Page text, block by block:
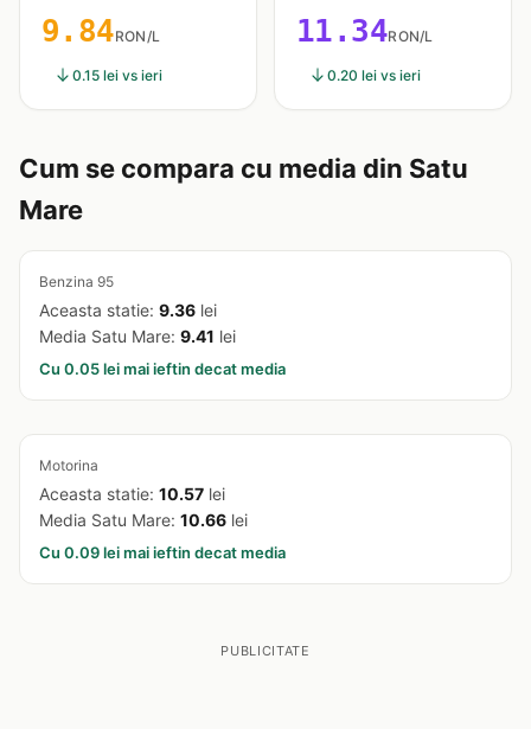
9.84RON/L
0.15 lei vs ieri
11.34RON/L
0.20 lei vs ieri
Cum se compara cu media din Satu
Mare
Benzina 95
Aceasta statie: 9.36 lei
Media Satu Mare: 9.41 lei
Cu 0.05 lei mai ieftin decat media
Motorina
Aceasta statie: 10.57 lei
Media Satu Mare: 10.66 lei
Cu 0.09 lei mai ieftin decat media
PUBLICITATE